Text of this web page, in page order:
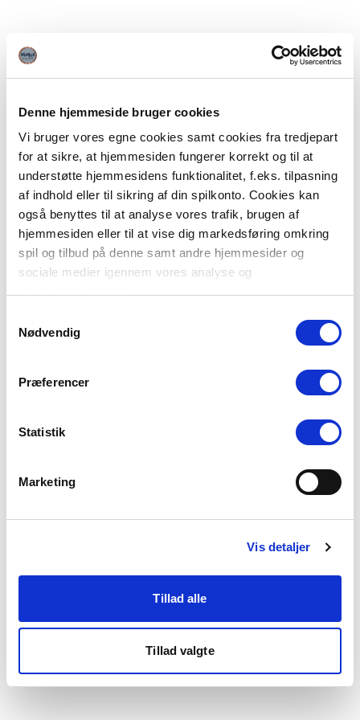
Denne hjemmeside bruger cookies
Vi bruger vores egne cookies samt cookies fra tredjepart
for at sikre, at hjemmesiden fungerer korrekt og til at
understøtte hjemmesidens funktionalitet, f.eks. tilpasning
af indhold eller til sikring af din spilkonto. Cookies kan
også benyttes til at analyse vores trafik, brugen af
hjemmesiden eller til at vise dig markedsføring omkring
spil og tilbud på denne samt andre hjemmesider og
sociale medier igennem vores analyse og
Du kan læse mere om vores brug af cookies under
"Detaljer" eller ved at klikke videre til vores Cookiepolitik,
Nødvendig
Præferencer
Statistik
Marketing
Vis detaljer
Tillad alle
Tillad valgte